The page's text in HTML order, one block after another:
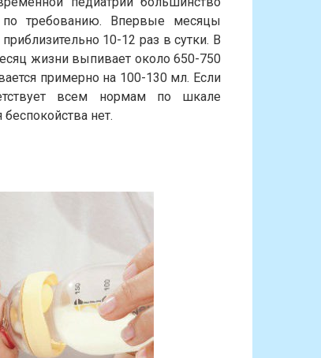
по требованию. Впервые месяцы
10-12 раз в сутки. В
жизни выпивает около 650-750
примерно на 100-130 мл. Если
всем нормам по шкале
нет.